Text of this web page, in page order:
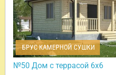
БРУС КАМЕРНОЙ СУШКИ
№50 Дом с террасой 6х6